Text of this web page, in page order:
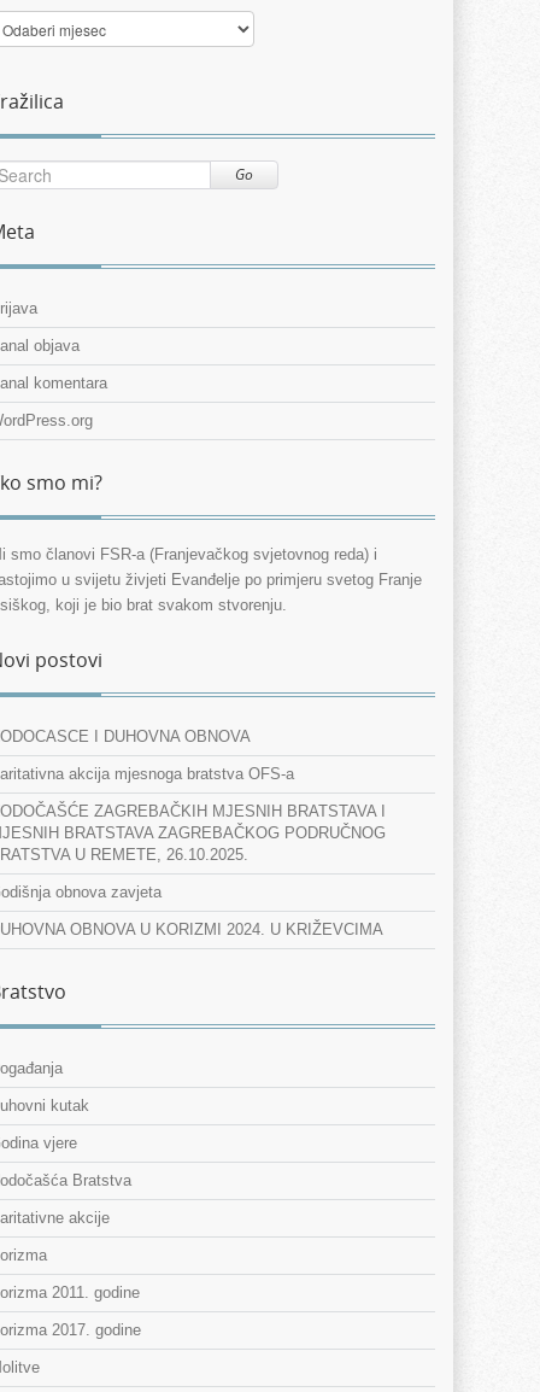
Go
objava
komentara
smo mi?
smo članovi FSR-a (Franjevačkog svjetovnog reda) i
u svijetu živjeti Evanđelje po primjeru svetog Franje
koji je bio brat svakom stvorenju.
postovi
I DUHOVNA OBNOVA
akcija mjesnoga bratstva OFS-a
ZAGREBAČKIH MJESNIH BRATSTAVA I
BRATSTAVA ZAGREBAČKOG PODRUČNOG
U REMETE, 26.10.2025.
obnova zavjeta
OBNOVA U KORIZMI 2024. U KRIŽEVCIMA
kutak
vjere
Bratstva
akcije
2011. godine
2017. godine